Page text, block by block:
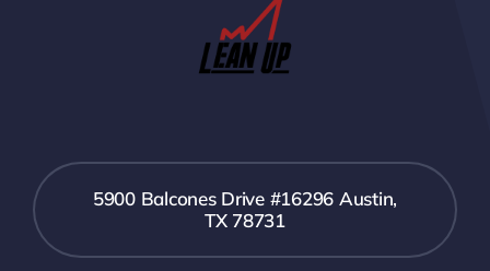
5900 Balcones Drive #16296 Austin,
TX 78731